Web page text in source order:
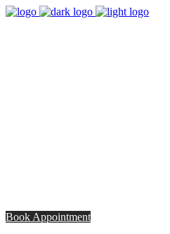
Book Appointment